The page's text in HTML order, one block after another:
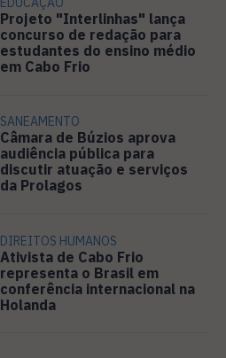
Projeto "Interlinhas" lança
concurso de redação para
estudantes do ensino médio
em Cabo Frio
SANEAMENTO
Câmara de Búzios aprova
audiência pública para
discutir atuação e serviços
da Prolagos
DIREITOS HUMANOS
Ativista de Cabo Frio
representa o Brasil em
conferência internacional na
Holanda